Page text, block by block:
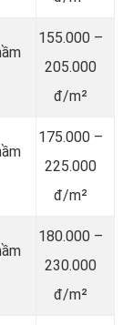
155.000 –
205.000
đ/m²
175.000 –
225.000
đ/m²
180.000 –
230.000
đ/m²